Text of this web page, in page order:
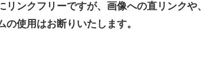
リンクフリーですが、画像への直リンクや、
の使用はお断りいたします。